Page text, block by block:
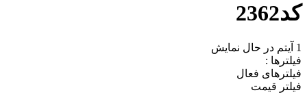
کد2362
1 آیتم
در حال نمایش
فیلترها :
فیلترهای فعال
فیلتر قیمت